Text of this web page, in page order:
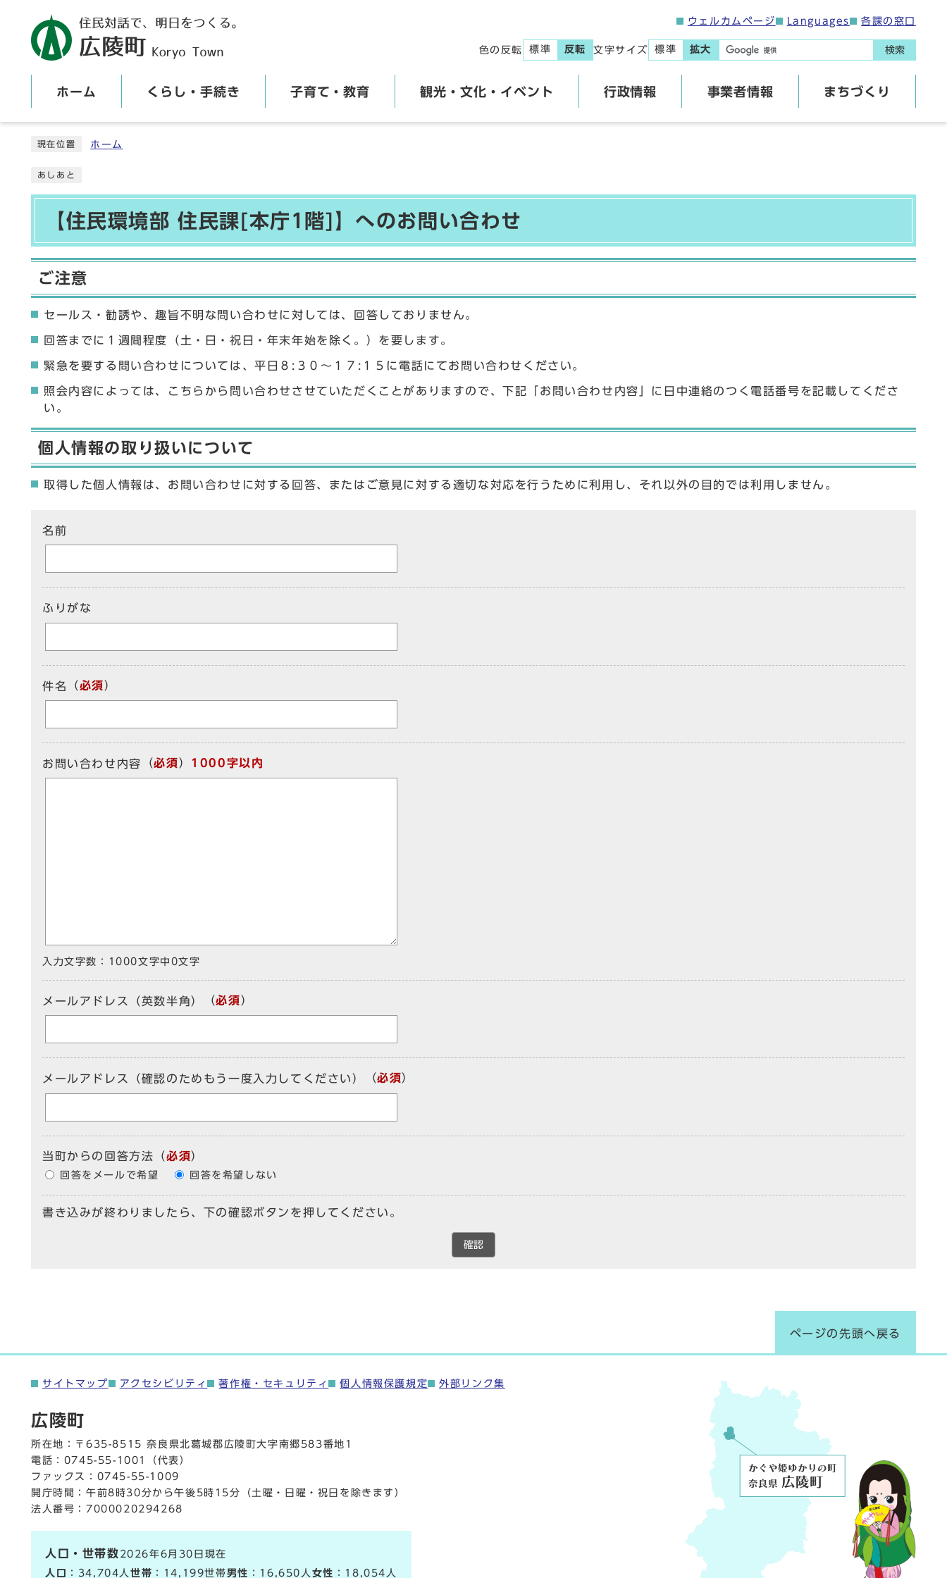
ウェルカムページ Languages 各課の窓口
色の反転 標準 反転 文字サイズ 標準 拡大 検索
ホーム くらし・手続き 子育て・教育 観光・文化・イベント 行政情報 事業者情報 まちづくり
現在位置 ホーム
あしあと
【住民環境部 住民課[本庁1階]】へのお問い合わせ
ご注意
セールス・勧誘や、趣旨不明な問い合わせに対しては、回答しておりません。
回答までに１週間程度（土・日・祝日・年末年始を除く。）を要します。
緊急を要する問い合わせについては、平日８:３０〜１７:１５に電話にてお問い合わせください。
照会内容によっては、こちらから問い合わせさせていただくことがありますので、下記「お問い合わせ内容」に日中連絡のつく電話番号を記載してくださ
い。
個人情報の取り扱いについて
取得した個人情報は、お問い合わせに対する回答、またはご意見に対する適切な対応を行うために利用し、それ以外の目的では利用しません。
名前
ふりがな
件名 （必須）
お問い合わせ内容 （必須） 1000字以内
入力文字数： 1000文字中 0文字
メールアドレス（英数半角） （必須）
メールアドレス（確認のためもう一度入力してください） （必須）
当町からの回答方法 （必須）
回答をメールで希望 回答を希望しない
書き込みが終わりましたら、下の確認ボタンを押してください。
確認
ページの先頭へ戻る
サイトマップ アクセシビリティ 著作権・セキュリティ 個人情報保護規定 外部リンク集
広陵町
所在地：〒635-8515 奈良県北葛城郡広陵町大字南郷583番地1
電話： 0745-55-1001
（代表）
ファックス：0745-55-1009
開庁時間：午前8時30分から午後5時15分（土曜・日曜・祝日を除きます）
法人番号：7000020294268
人口・世帯数 2026年6月30日現在
人口
：34,704人世帯 ：14,199世帯男性 ：16,650人 女性 ：18,054人